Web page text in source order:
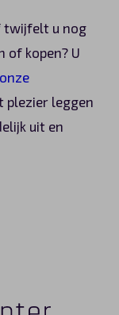
twijfelt u nog
of kopen? U
plezier leggen
uit en